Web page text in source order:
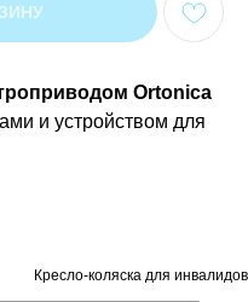
Ortonica
и устройством для
Кресло-коляска для инвалидов